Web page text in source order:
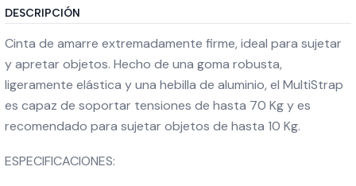
DESCRIPCIÓN
Cinta de amarre extremadamente firme, ideal para sujetar
y apretar objetos. Hecho de una goma robusta,
ligeramente elástica y una hebilla de aluminio, el MultiStrap
es capaz de soportar tensiones de hasta 70 Kg y es
recomendado para sujetar objetos de hasta 10 Kg.
ESPECIFICACIONES: